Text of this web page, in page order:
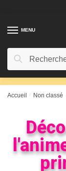
MENU
Recherche
Accueil / Non classé